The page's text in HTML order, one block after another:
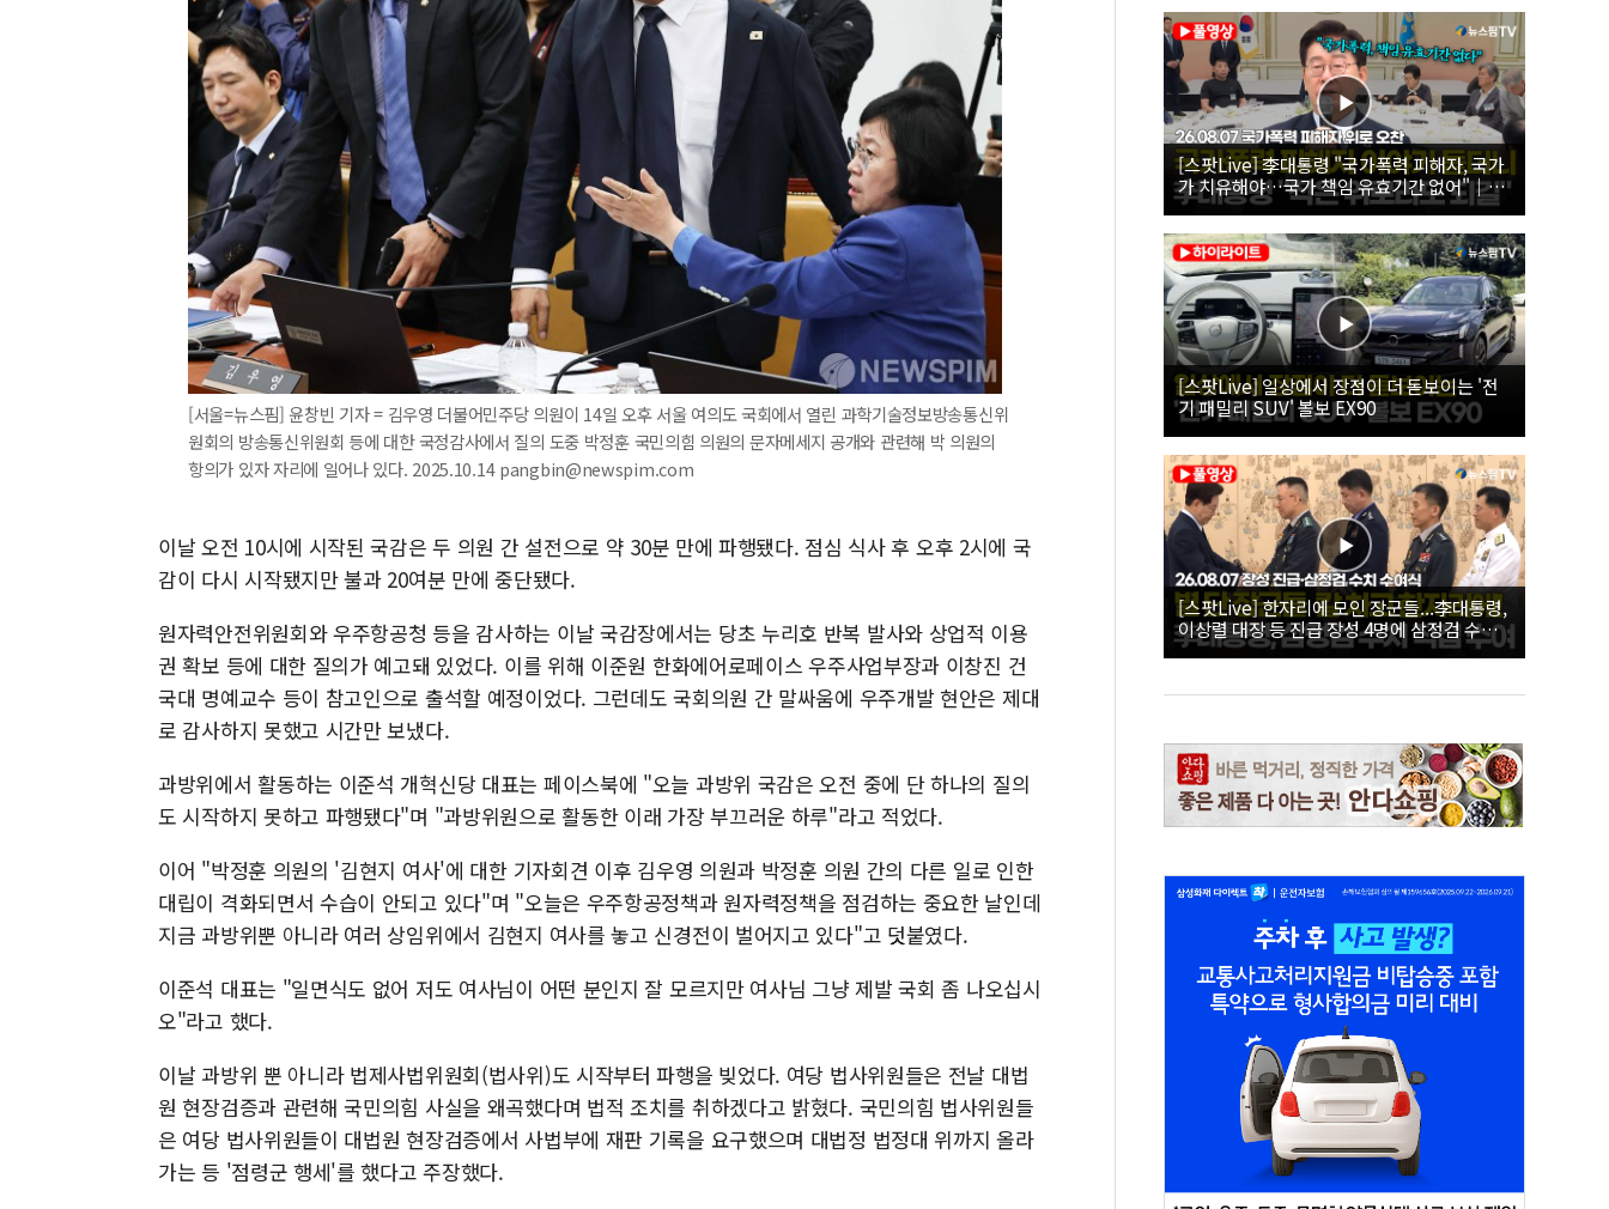
[서울=뉴스핌] 윤창빈 기자 = 김우영 더불어민주당 의원이 14일 오후 서울 여의도 국회에서 열린 과학기술정보방송통신위
원회의 방송통신위원회 등에 대한 국정감사에서 질의 도중 박정훈 국민의힘 의원의 문자메세지 공개와 관련해 박 의원의
항의가 있자 자리에 일어나 있다. 2025.10.14 pangbin@newspim.com
이날 오전 10시에 시작된 국감은 두 의원 간 설전으로 약 30분 만에 파행됐다. 점심 식사 후 오후 2시에 국
감이 다시 시작됐지만 불과 20여분 만에 중단됐다.
원자력안전위원회와 우주항공청 등을 감사하는 이날 국감장에서는 당초 누리호 반복 발사와 상업적 이용
권 확보 등에 대한 질의가 예고돼 있었다. 이를 위해 이준원 한화에어로페이스 우주사업부장과 이창진 건
국대 명예교수 등이 참고인으로 출석할 예정이었다. 그런데도 국회의원 간 말싸움에 우주개발 현안은 제대
로 감사하지 못했고 시간만 보냈다.
과방위에서 활동하는 이준석 개혁신당 대표는 페이스북에 "오늘 과방위 국감은 오전 중에 단 하나의 질의
도 시작하지 못하고 파행됐다"며 "과방위원으로 활동한 이래 가장 부끄러운 하루"라고 적었다.
이어 "박정훈 의원의 '김현지 여사'에 대한 기자회견 이후 김우영 의원과 박정훈 의원 간의 다른 일로 인한
대립이 격화되면서 수습이 안되고 있다"며 "오늘은 우주항공정책과 원자력정책을 점검하는 중요한 날인데
지금 과방위뿐 아니라 여러 상임위에서 김현지 여사를 놓고 신경전이 벌어지고 있다"고 덧붙였다.
이준석 대표는 "일면식도 없어 저도 여사님이 어떤 분인지 잘 모르지만 여사님 그냥 제발 국회 좀 나오십시
오"라고 했다.
이날 과방위 뿐 아니라 법제사법위원회(법사위)도 시작부터 파행을 빚었다. 여당 법사위원들은 전날 대법
원 현장검증과 관련해 국민의힘 사실을 왜곡했다며 법적 조치를 취하겠다고 밝혔다. 국민의힘 법사위원들
은 여당 법사위원들이 대법원 현장검증에서 사법부에 재판 기록을 요구했으며 대법정 법정대 위까지 올라
가는 등 '점령군 행세'를 했다고 주장했다.
[스팟Live] 李대통령 "국가폭력 피해자, 국가
가 치유해야…국가 책임 유효기간 없어"｜
26.08.07 국가폭력 피해자 위로 오찬
[스팟Live] 일상에서 장점이 더 돋보이는 '전
기 패밀리 SUV' 볼보 EX90
[스팟Live] 한자리에 모인 장군들...李대통령,
이상렬 대장 등 진급 장성 4명에 삼정검 수치
직접 수여｜26.08.07 장성 진급·삼정검 수치